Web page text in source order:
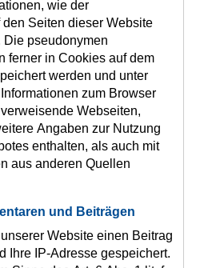
wie der
Seiten dieser Website
pseudonymen
ferner in Cookies auf dem
werden und unter
zum Browser
Webseiten,
Angaben zur Nutzung
enthalten, als auch mit
aus anderen Quellen
und Beiträgen
Website einen Beitrag
Ihre IP-Adresse gespeichert.